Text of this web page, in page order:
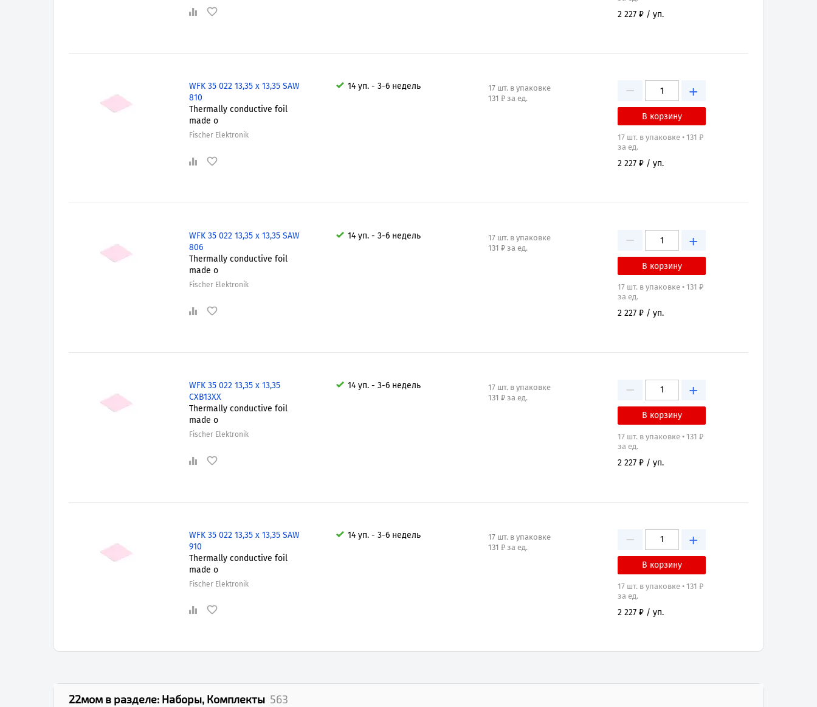
2 227 ₽ / уп.
WFK 35 022 13,35 x 13,35 SAW
810
Thermally conductive foil
made o
Fischer Elektronik
14 уп. - 3-6 недель
17 шт. в упаковке
131 ₽ за ед.
− +
17 шт. в упаковке • 131 ₽
за ед.
2 227 ₽ / уп.
WFK 35 022 13,35 x 13,35 SAW
806
Thermally conductive foil
made o
Fischer Elektronik
14 уп. - 3-6 недель
17 шт. в упаковке
131 ₽ за ед.
− +
17 шт. в упаковке • 131 ₽
за ед.
2 227 ₽ / уп.
WFK 35 022 13,35 x 13,35
CXB13XX
Thermally conductive foil
made o
Fischer Elektronik
14 уп. - 3-6 недель
17 шт. в упаковке
131 ₽ за ед.
− +
17 шт. в упаковке • 131 ₽
за ед.
2 227 ₽ / уп.
WFK 35 022 13,35 x 13,35 SAW
910
Thermally conductive foil
made o
Fischer Elektronik
14 уп. - 3-6 недель
17 шт. в упаковке
131 ₽ за ед.
− +
17 шт. в упаковке • 131 ₽
за ед.
2 227 ₽ / уп.
22мом в разделе: Наборы, Комплекты 563